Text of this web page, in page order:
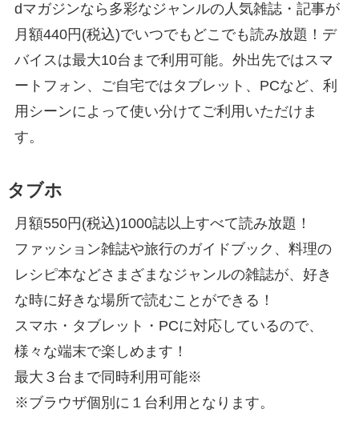
dマガジンなら多彩なジャンルの人気雑誌・記事が
月額440円(税込)でいつでもどこでも読み放題！デ
バイスは最大10台まで利用可能。外出先ではスマ
ートフォン、ご自宅ではタブレット、PCなど、利
用シーンによって使い分けてご利用いただけま
す。
タブホ
月額550円(税込)1000誌以上すべて読み放題！
ファッション雑誌や旅行のガイドブック、料理の
レシピ本などさまざまなジャンルの雑誌が、好き
な時に好きな場所で読むことができる！
スマホ・タブレット・PCに対応しているので、
様々な端末で楽しめます！
最大３台まで同時利用可能※
※ブラウザ個別に１台利用となります。